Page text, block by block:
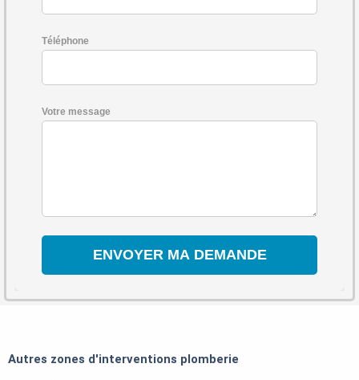
Téléphone
Votre message
Autres zones d'interventions plomberie